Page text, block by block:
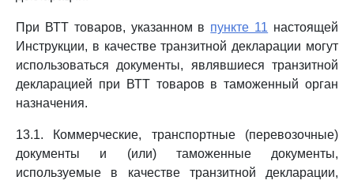
При ВТТ товаров, указанном в пункте 11 настоящей
Инструкции, в качестве транзитной декларации могут
использоваться документы, являвшиеся транзитной
декларацией при ВТТ товаров в таможенный орган
назначения.
13.1. Коммерческие, транспортные (перевозочные)
документы и (или) таможенные документы,
используемые в качестве транзитной декларации,